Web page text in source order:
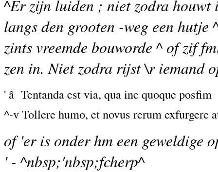
^Er zijn luiden ; niet zodra houwt
langs den grooten -weg een hutje
zints vreemde bouworde ^ of zif
zen in. Niet zodra rijst \r iemand
' â Tentanda est via, qua ine quoque posfim
^-v Tollere humo, et novus rerum exfurgere
of 'er is onder hm een geweldige
' - ^nbsp;'nbsp;fcherp^